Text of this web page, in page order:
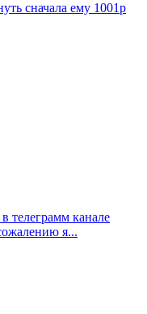
сначала ему 1001р
телеграмм канале
я...